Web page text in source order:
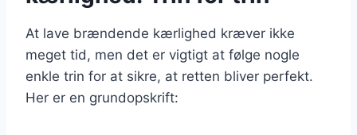
At lave brændende kærlighed kræver ikke
meget tid, men det er vigtigt at følge nogle
enkle trin for at sikre, at retten bliver perfekt.
Her er en grundopskrift: